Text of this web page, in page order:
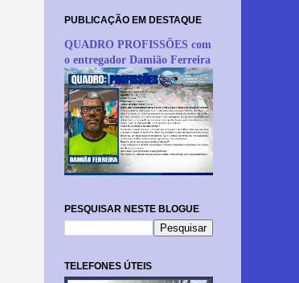
PUBLICAÇÃO EM DESTAQUE
QUADRO PROFISSÕES com
o entregador Damião Ferreira
PESQUISAR NESTE BLOGUE
TELEFONES ÚTEIS